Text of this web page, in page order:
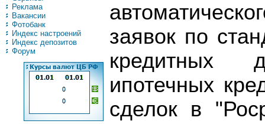
Реклама
Вакансии
Фотобанк
Индекс настроений
Индекс депозитов
Форум
заявок по
кредитных
ипотечных
сделок в